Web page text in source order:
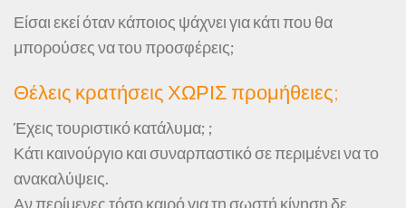
Είσαι εκεί όταν κάποιος ψάχνει για κάτι που θα
μπορούσες να του προσφέρεις;
Θέλεις κρατήσεις ΧΩΡΙΣ προμήθειες;
Έχεις τουριστικό κατάλυμα; ;
Κάτι καινούργιο και συναρπαστικό σε περιμένει να το
ανακαλύψεις.
Αν περίμενες τόσο καιρό για τη σωστή κίνηση δε